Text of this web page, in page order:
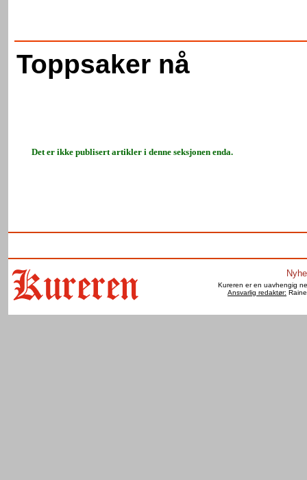
Toppsaker nå
Det er ikke publisert artikler i denne seksjonen enda.
Kureren er en uavhengig
Ansvarlig redaktør: